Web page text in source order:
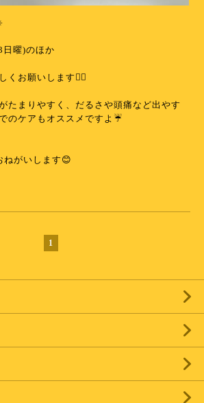
日曜)のほか
くお願いします🙇‍♀️
たまりやすく、だるさや頭痛など出やす
のケアもオススメですよ☔️
ねがいします😊
1